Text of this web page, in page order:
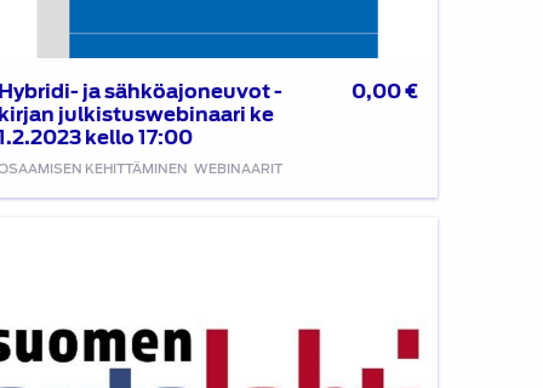
Hybridi- ja sähköajoneuvot -
kirjan julkistuswebinaari ke
kello 17:00
KEHITTÄMINEN WEBINAARIT
0,00€